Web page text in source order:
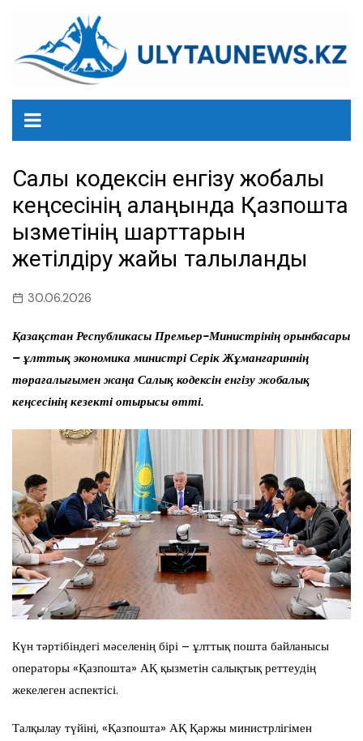
содержанию
Салық кодексін енгізу жобалық
кеңсесінің алаңында Қазпошта
қызметінің шарттарын
жетілдіру жайы талқыланды
30.06.2026
Қазақстан Республикасы Премьер-Министрінің орынбасары
– ұлттық экономика министрі Серік Жұманғариннің
төрағалығымен жаңа Салық кодексін енгізу жобалық
кеңсесінің кезекті отырысы өтті.
Күн тәртібіндегі мәселенің бірі – ұлттық пошта байланысы
операторы «Қазпошта» АҚ қызметін салықтық реттеудің
жекелеген аспектісі.
Талқылау түйіні, «Қазпошта» АҚ Қаржы министрлігімен